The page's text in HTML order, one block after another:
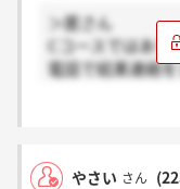
＞匿さん
Cコースではあり
電話で結果連絡
やさい さん